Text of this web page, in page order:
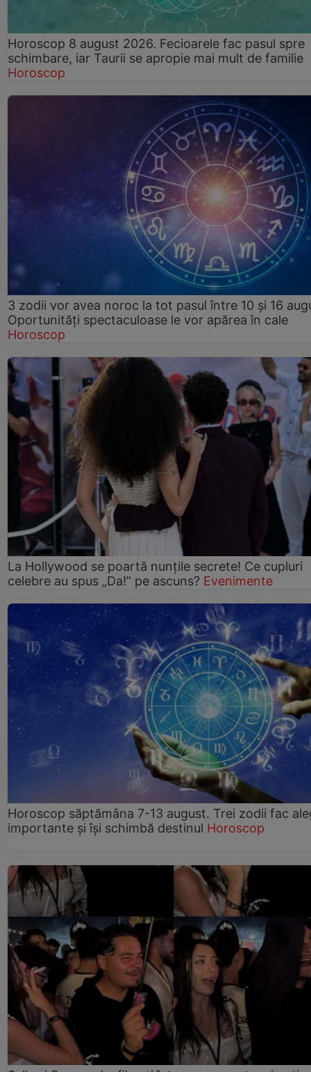
Horoscop 8 august 2026. Fecioarele fac pasul spre
schimbare, iar Taurii se apropie mai mult de familie
Horoscop
3 zodii vor avea noroc la tot pasul între 10 și 16
Oportunități spectaculoase le vor apărea în cale
Horoscop
La Hollywood se poartă nunțile secrete! Ce cupluri
celebre au spus „Da!” pe ascuns? Evenimente
Horoscop săptămâna 7-13 august. Trei zodii fac
importante și își schimbă destinul Horoscop